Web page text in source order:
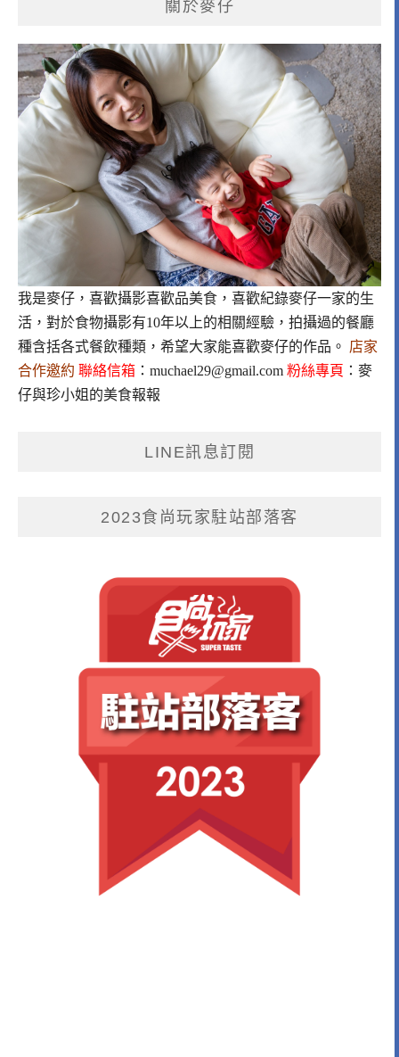
關於麥仔
我是麥仔，喜歡攝影喜歡品美食，喜歡紀錄麥仔一家的生
活，對於食物攝影有10年以上的相關經驗，拍攝過的餐廳
種含括各式餐飲種類，希望大家能喜歡麥仔的作品。 店家
合作邀約 聯絡信箱 ： muchael29@gmail.com 粉絲專頁 ： 麥
仔與珍小姐的美食報報
LINE訊息訂閱
2023食尚玩家駐站部落客